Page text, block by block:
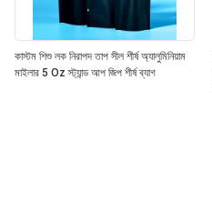
কাস্টম শিশু লক নিরাপদ তাপ সীল শীর্ষ অ্যালুমিনিয়াম
মাইলার 5 Oz স্ট্যান্ড আপ জিপ শীর্ষ ব্যাগ